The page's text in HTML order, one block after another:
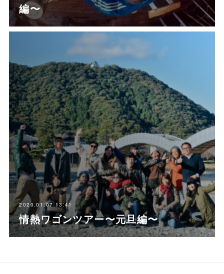
編〜
2020.01.07 13:41
情熱ワゴンツアー〜元旦編〜